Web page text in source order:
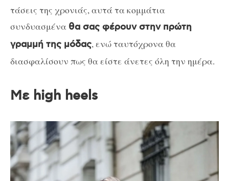
τάσεις της χρονιάς, αυτά τα κομμάτια
συνδυασμένα θα σας φέρουν στην πρώτη
γραμμή της μόδας, ενώ ταυτόχρονα θα
διασφαλίσουν πως θα είστε άνετες όλη την ημέρα.
Με high heels